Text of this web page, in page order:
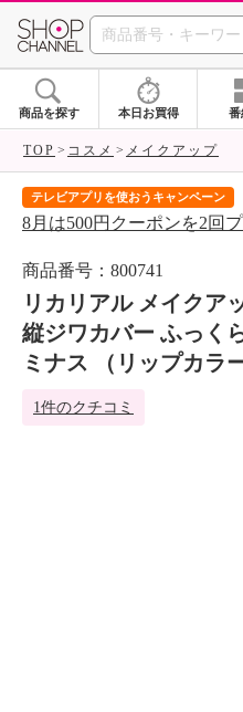
商品を探す 本日お買得 番
TOP コスメ メイクアップ
テレビアプリを使おうキャンペーン
8月は500円クーポンを2回
商品番号：800741
リカリアル メイクア
縦ジワカバー ふっく
ミナス （リップカラー
1件のクチコミ